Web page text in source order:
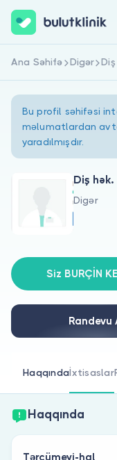
Haqqımızda
Xəstələr üçün
Həkimlər üçün
Qeydiyyat
Ana Səhifə Digər
Bu profil səhifəsi
məlumatlardan
yaradılmışdır.
Diş
Digər
Siz BURÇİN
Randevu
Haqqındaİxtisaslar
Haqqında
Tərcümeyi-hal